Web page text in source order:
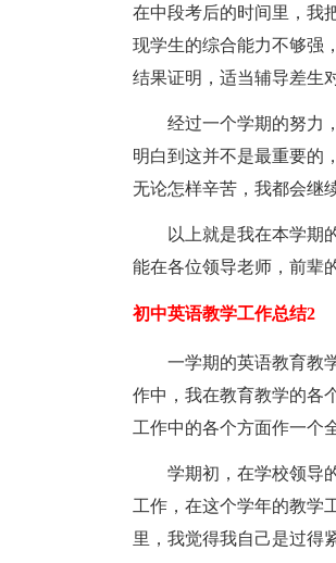
在中段考后的时间里，我
现学生的综合能力不够强
结果证明，适当辅导差生
经过一个学期的努力
明白到这并不是最重要的
无论怎样辛苦，我都会继
以上就是我在本学期
能在各位领导老师，前辈
初中英语教学工作总结2
一学期的英语教育教
作中，我在教育教学的各
工作中的各个方面作一个
学期初，在学校领导
工作，在这个学年的教学
里，我觉得我自己是过得